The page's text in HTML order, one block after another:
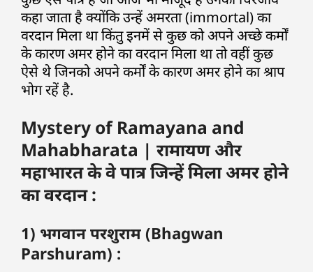
कहा जाता है क्योंकि उन्हें अमरता (immortal) का
वरदान मिला था किंतु इनमें से कुछ को अपने अच्छे कर्मों
के कारण अमर होने का वरदान मिला था तो वहीं कुछ
ऐसे थे जिनको अपने कर्मों के कारण अमर होने का श्राप
भोग रहें है.
Mystery of Ramayana and
Mahabharata | रामायण और
महाभारत के वे पात्र जिन्हें मिला अमर होने
का वरदान :
1) भगवान परशुराम (Bhagwan
Parshuram) :